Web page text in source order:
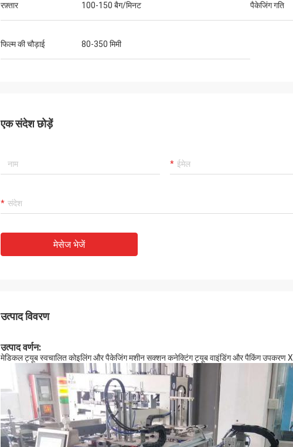
रफ़्तार 100-150 बैग/मिनट पैकेजिंग गति
फिल्म की चौड़ाई 80-350 मिमी
एक संदेश छोड़ें
मेसेज भेजें
उत्पाद विवरण
उत्पाद वर्णन:
मेडिकल ट्यूब स्वचालित कोइलिंग और पैकेजिंग मशीन सक्शन कनेक्टिंग ट्यूब वाइंडिंग और पैकिंग उपकरण